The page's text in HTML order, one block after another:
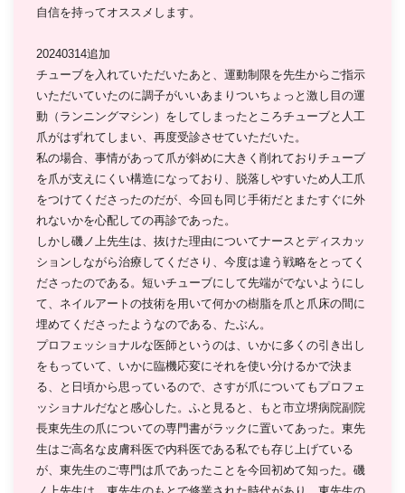
自信を持ってオススメします。
20240314追加
チューブを入れていただいたあと、運動制限を先生からご指示
いただいていたのに調子がいいあまりついちょっと激し目の運
動（ランニングマシン）をしてしまったところチューブと人工
爪がはずれてしまい、再度受診させていただいた。
私の場合、事情があって爪が斜めに大きく削れておりチューブ
を爪が支えにくい構造になっており、脱落しやすいため人工爪
をつけてくださったのだが、今回も同じ手術だとまたすぐに外
れないかを心配しての再診であった。
しかし磯ノ上先生は、抜けた理由についてナースとディスカッ
ションしながら治療してくださり、今度は違う戦略をとってく
ださったのである。短いチューブにして先端がでないようにし
て、ネイルアートの技術を用いて何かの樹脂を爪と爪床の間に
埋めてくださったようなのである、たぶん。
プロフェッショナルな医師というのは、いかに多くの引き出し
をもっていて、いかに臨機応変にそれを使い分けるかで決ま
る、と日頃から思っているので、さすが爪についてもプロフェ
ッショナルだなと感心した。ふと見ると、もと市立堺病院副院
長東先生の爪についての専門書がラックに置いてあった。東先
生はご高名な皮膚科医で内科医である私でも存じ上げている
が、東先生のご専門は爪であったことを今回初めて知った。磯